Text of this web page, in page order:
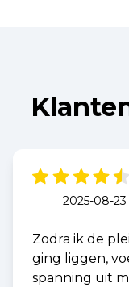
2025-08-23
Zodra ik de
ging liggen,
spanning uit